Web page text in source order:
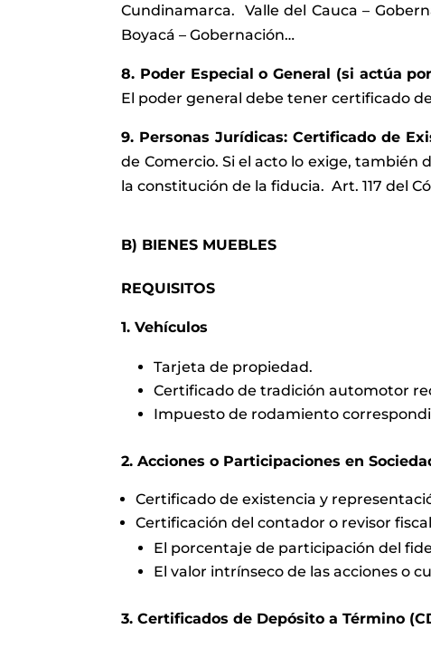
Cundinamarca. Valle del Cauca –
Boyacá – Gobernación…
8. Poder Especial o General (si actúa
El poder general debe tener certificado
9. Personas Jurídicas: Certificado de
de Comercio. Si el acto lo exige, también
la constitución de la fiducia. Art. 117 del
B) BIENES MUEBLES
REQUISITOS
1. Vehículos
Tarjeta de propiedad.
Certificado de tradición automotor
Impuesto de rodamiento
2. Acciones o Participaciones en
Certificado de existencia y
Certificación del contador o revisor
El porcentaje de participación del
El valor intrínseco de las acciones o
3. Certificados de Depósito a Término